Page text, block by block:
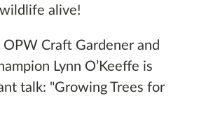
alive!
OPW Craft Gardener and
Lynn O’Keeffe is
talk: "Growing Trees for